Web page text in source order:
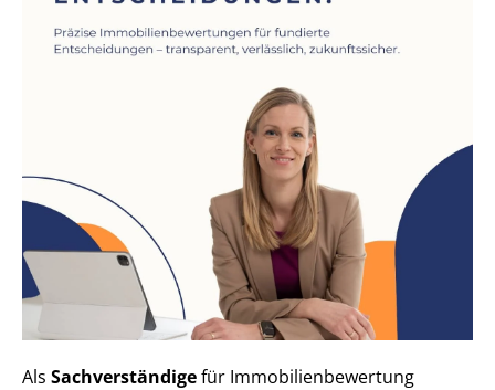
Als Sachverständigefür Im­mo­bi­li­en­be­wer­tung